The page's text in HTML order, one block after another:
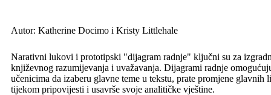
Autor: Katherine Docimo i Kristy Littlehale
Narativni lukovi i prototipski "dijagram radnje" ključni su za
književnog razumijevanja i uvažavanja. Dijagrami radnje
učenicima da izaberu glavne teme u tekstu, prate promjene glavnih
tijekom pripovijesti i usavrše svoje analitičke vještine.